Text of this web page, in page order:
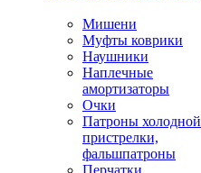
Мишени
Муфты коврики
Наушники
Наплечные
амортизаторы
Очки
Патроны холодной
пристрелки,
фальшпатроны
Перчатки